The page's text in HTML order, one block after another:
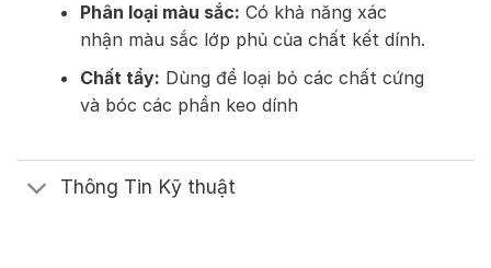
Phân loại màu sắc: Có khả năng xác
nhận màu sắc lớp phủ của chất kết dính.
Chất tẩy: Dùng để loại bỏ các chất cứng
và bóc các phần keo dính
Thông Tin Kỹ thuật